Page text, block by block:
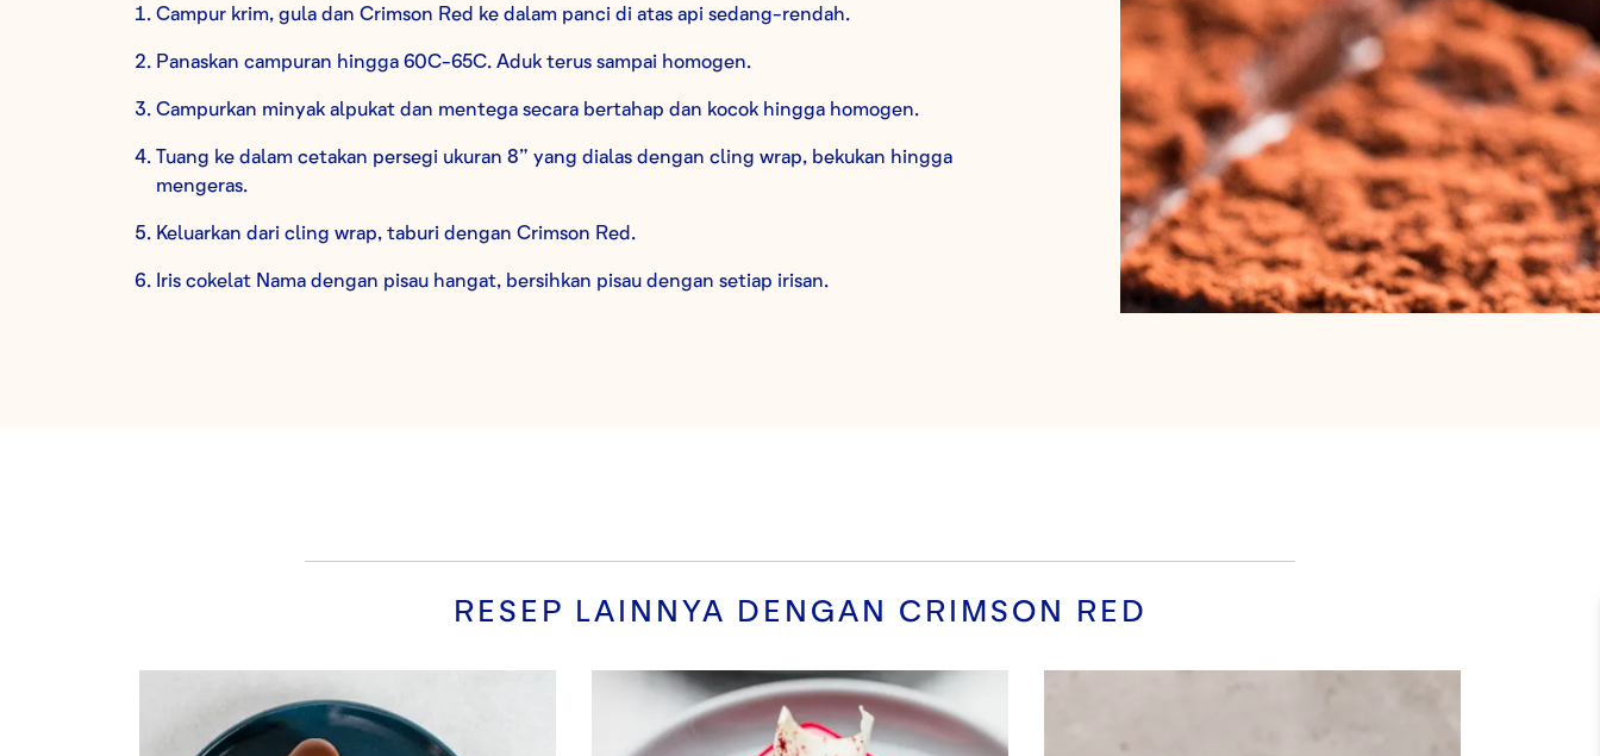
Campur krim, gula dan Crimson Red ke dalam panci di atas api sedang-rendah.
Panaskan campuran hingga 60C-65C. Aduk terus sampai homogen.
Campurkan minyak alpukat dan mentega secara bertahap dan kocok hingga homogen.
Tuang ke dalam cetakan persegi ukuran 8” yang dialas dengan cling wrap, bekukan hingga
mengeras.
Keluarkan dari cling wrap, taburi dengan Crimson Red.
Iris cokelat Nama dengan pisau hangat, bersihkan pisau dengan setiap irisan.
RESEP LAINNYA DENGAN CRIMSON RED